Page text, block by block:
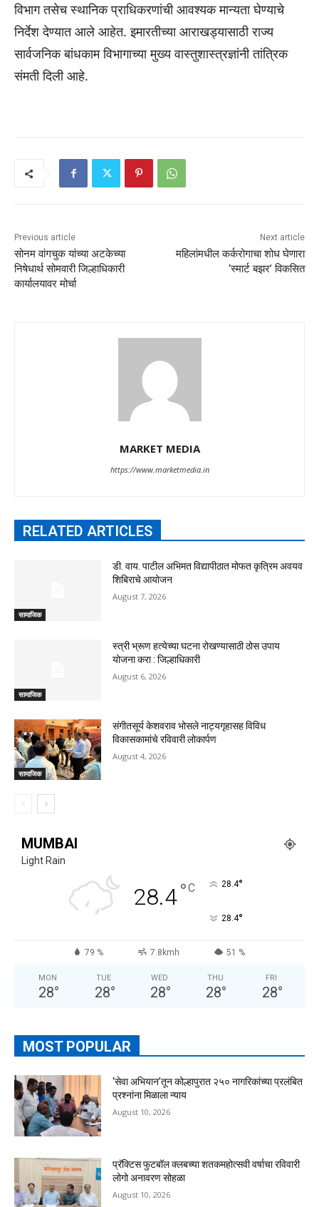
विभाग तसेच स्थानिक प्राधिकरणांची आवश्यक मान्यता घेण्याचे
निर्देश देण्यात आले आहेत. इमारतीच्या आराखड्यासाठी राज्य
सार्वजनिक बांधकाम विभागाच्या मुख्य वास्तुशास्त्रज्ञांनी तांत्रिक
संमती दिली आहे.
Previous article
सोनम वांगचुक यांच्या अटकेच्या
निषेधार्थ सोमवारी जिल्हाधिकारी
कार्यालयावर मोर्चा
Next article
महिलांमधील कर्करोगाचा शोध घेणारा
‘स्मार्ट बझर’ विकसित
MARKET MEDIA
https://www.marketmedia.in
RELATED ARTICLES
सामाजिक
डी. वाय. पाटील अभिमत विद्यापीठात मोफत कृत्रिम अवयव
शिबिराचे आयोजन
August 7, 2026
सामाजिक
स्त्री भ्रूण हत्येच्या घटना रोखण्यासाठी ठोस उपाय
योजना करा : जिल्हाधिकारी
August 6, 2026
सामाजिक
संगीतसूर्य केशवराव भोसले नाट्यगृहासह विविध
विकासकामांचे रविवारी लोकार्पण
August 4, 2026
MUMBAI
Light Rain
28.4°C 28.4°
28.4°
79 % 7.8kmh 51 %
MON
28°
TUE
28°
WED
28°
THU
28°
FRI
28°
MOST POPULAR
‘सेवा अभियान’तून कोल्हापुरात २५० नागरिकांच्या प्रलंबित
प्रश्नांना मिळाला न्याय
August 10, 2026
प्रॅक्टिस फुटबॉल क्लबच्या शतकमहोत्सवी वर्षाचा रविवारी
लोगो अनावरण सोहळा
August 10, 2026